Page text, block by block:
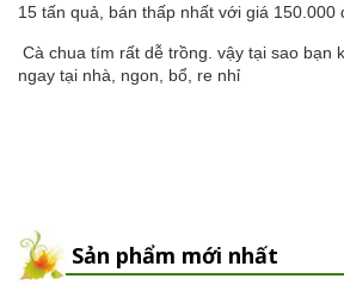
15 tấn quả, bán thấp nhất với giá 150.000
Cà chua tím rất dễ trồng. vậy tại sao bạn
ngay tại nhà, ngon, bổ, re nhỉ
Sản phẩm mới nhất